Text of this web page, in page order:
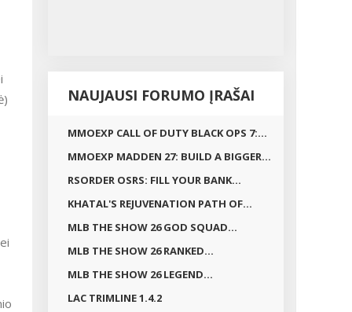
NAUJAUSI FORUMO ĮRAŠAI
MMOEXP CALL OF DUTY BLACK OPS 7:...
MMOEXP MADDEN 27: BUILD A BIGGER...
RSORDER OSRS: FILL YOUR BANK...
KHATAL'S REJUVENATION PATH OF...
MLB THE SHOW 26 GOD SQUAD...
MLB THE SHOW 26 RANKED...
MLB THE SHOW 26 LEGEND...
LAC TRIMLINE 1.4.2